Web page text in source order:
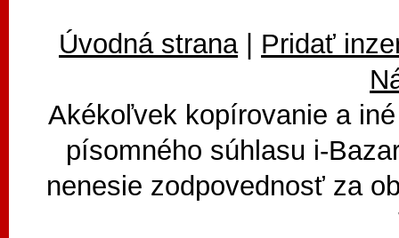
Úvodná strana| Pridať
Akékoľvek kopírovanie a
písomného súhlasu i-
nenesie zodpovednosť za